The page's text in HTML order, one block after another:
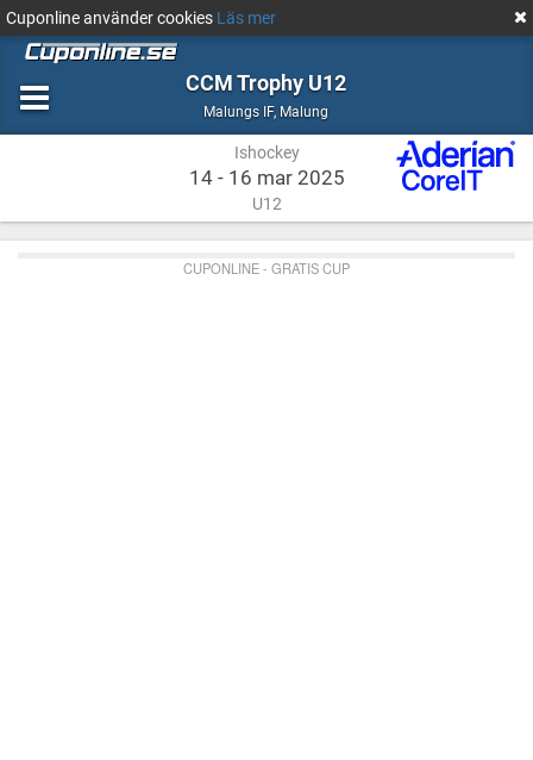
Cuponline använder cookies Läs mer
CCM Trophy U12
Malungs IF, Ishockey
Malung
Ishockey
14 - 16 mar 2025
U12
CUPONLINE - GRATIS CUP